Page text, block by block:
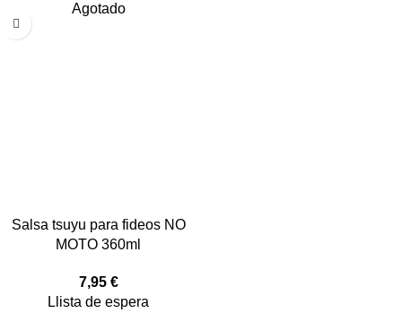
Agotado
Salsa tsuyu para fideos NO
MOTO 360ml
7,95 €
Llista de espera